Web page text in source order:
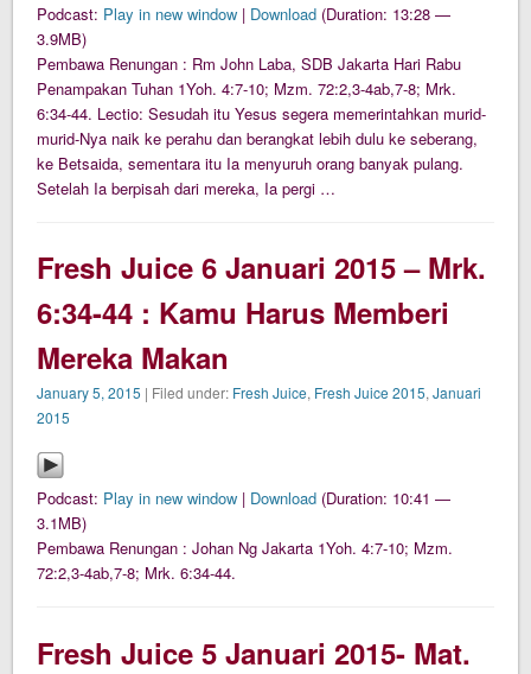
Podcast: Play in new window | Download (Duration: 13:28 —
3.9MB)
Pembawa Renungan : Rm John Laba, SDB Jakarta Hari Rabu
Penampakan Tuhan 1Yoh. 4:7-10; Mzm. 72:2,3-4ab,7-8; Mrk.
6:34-44. Lectio: Sesudah itu Yesus segera memerintahkan murid-
murid-Nya naik ke perahu dan berangkat lebih dulu ke seberang,
ke Betsaida, sementara itu Ia menyuruh orang banyak pulang.
Setelah Ia berpisah dari mereka, Ia pergi …
Fresh Juice 6 Januari 2015 – Mrk.
6:34-44 : Kamu Harus Memberi
Mereka Makan
January 5, 2015 | Filed under: Fresh Juice, Fresh Juice 2015,Januari
2015
Podcast: Play in new window | Download (Duration: 10:41 —
3.1MB)
Pembawa Renungan : Johan Ng Jakarta 1Yoh. 4:7-10; Mzm.
72:2,3-4ab,7-8; Mrk. 6:34-44.
Fresh Juice 5 Januari 2015- Mat.